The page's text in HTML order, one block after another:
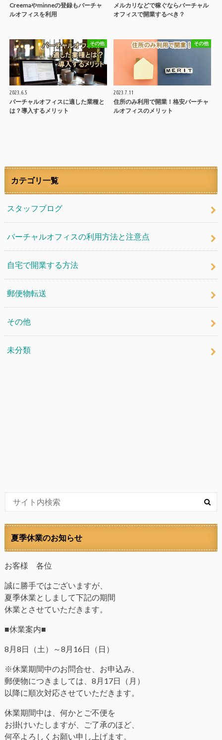
Creemaやminneの登録もバーチャ
ルオフィスを利用
メルカリなどで稼ぐならバーチャル
オフィスで開業するべき？
その他
2023.6.5
バーチャルオフィスに適した業種と
は？導入するメリット
その他
2023.7.11
住所のみ利用で開業！格安バーチャ
ルオフィスのメリット
カテゴリ一覧
スタッフブログ
バーチャルオフィスの利用方法と注意点
自宅で開業する方法
郵便物転送
その他
未分類
夏季休業のお知らせ
お客様 各位
誠に勝手ではございますが、
夏季休業としまして下記の期間
休業とさせていただきます。
■休業案内■
8月8日（土）～8月16日（日）
※休業期間中のお問合せ、お申込み、
郵便物につきましては、8月17日（月）
以降に順次対応させていただきます。
休業期間中は、何かとご不便を
お掛けいたしますが、ご了承のほど、
何卒よろしくお願い申し上げます。